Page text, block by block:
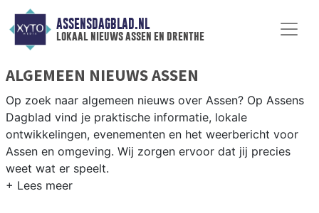
ASSENSDAGBLAD.NL
lokaal nieuws assen en drenthe
ALGEMEEN NIEUWS ASSEN
Op zoek naar algemeen nieuws over Assen? Op Assens
Dagblad vind je praktische informatie, lokale
ontwikkelingen, evenementen en het weerbericht voor
Assen en omgeving. Wij zorgen ervoor dat jij precies
weet wat er speelt.